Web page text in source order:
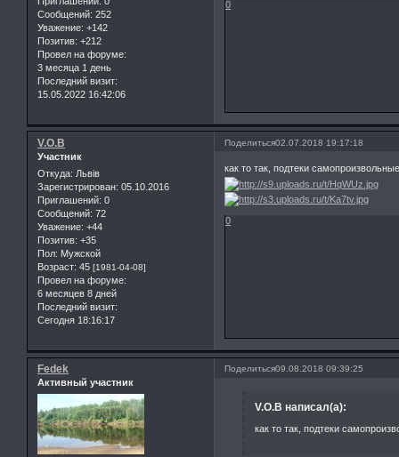
Сообщений: 252
Уважение: +142
Позитив: +212
Провел на форуме:
3 месяца 1 день
Последний визит:
15.05.2022 16:42:06
0
Поделиться02.07.2018 19:17:18
V.O.B
Участник
Откуда: Львів
Зарегистрирован: 05.10.2016
Приглашений: 0
Сообщений: 72
Уважение: +44
Позитив: +35
Пол: Мужской
Возраст: 45 [1981-04-08]
Провел на форуме:
6 месяцев 8 дней
Последний визит:
Сегодня 18:16:17
как то так, подтеки
0
Поделиться09.08.2018 09:39:25
Fedek
Активный участник
V.O.B написал(а):
как то так, подтеки